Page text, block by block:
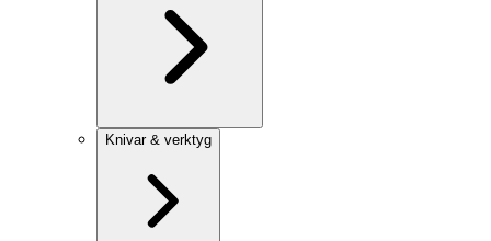
Knivar & verktyg